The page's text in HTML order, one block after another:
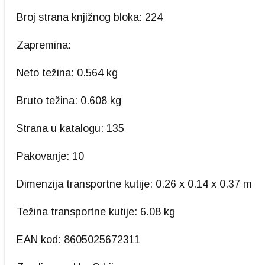
Broj strana knjižnog bloka: 224
Zapremina:
Neto težina: 0.564 kg
Bruto težina: 0.608 kg
Strana u katalogu: 135
Pakovanje: 10
Dimenzija transportne kutije: 0.26 x 0.14 x 0.37 m
Težina transportne kutije: 6.08 kg
EAN kod: 8605025672311